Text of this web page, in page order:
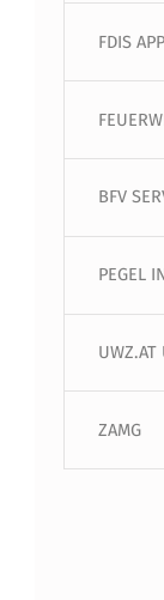
FDIS
BFV
PEGEL
UWZ.AT
ZAMG